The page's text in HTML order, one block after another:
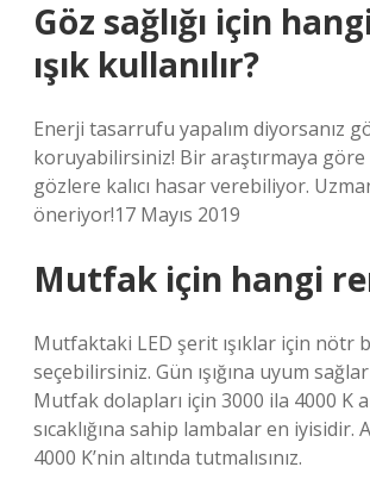
Göz sağlığı için
ışık kullanılır?
Enerji tasarrufu yapalım diyorsanız
koruyabilirsiniz! Bir araştırmaya göre
gözlere kalıcı hasar verebiliyor.
öneriyor!17 Mayıs 2019
Mutfak için hangi
Mutfaktaki LED şerit ışıklar için nötr
seçebilirsiniz. Gün ışığına uyum
Mutfak dolapları için 3000 ila 4000 K
sıcaklığına sahip lambalar en iyisidir.
4000 K’nin altında tutmalısınız.